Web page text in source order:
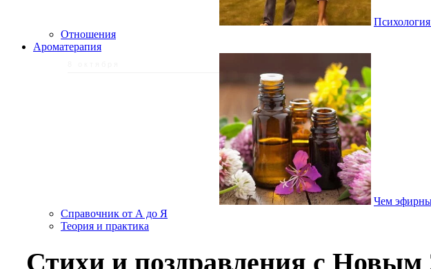
Отношения
Ароматерапия
Чем
Справочник от А до Я
Теория и практика
Стихи и поздравления с Новым